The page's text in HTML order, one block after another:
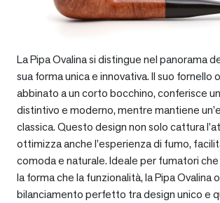
La Pipa Ovalina si distingue nel panorama
sua forma unica e innovativa. Il suo fornello
abbinato a un corto bocchino, conferisce
distintivo e moderno, mentre mantiene
classica. Questo design non solo cattura
ottimizza anche l’esperienza di fumo,
comoda e naturale. Ideale per fumatori
la forma che la funzionalità, la Pipa Ovalina
bilanciamento perfetto tra design unico e